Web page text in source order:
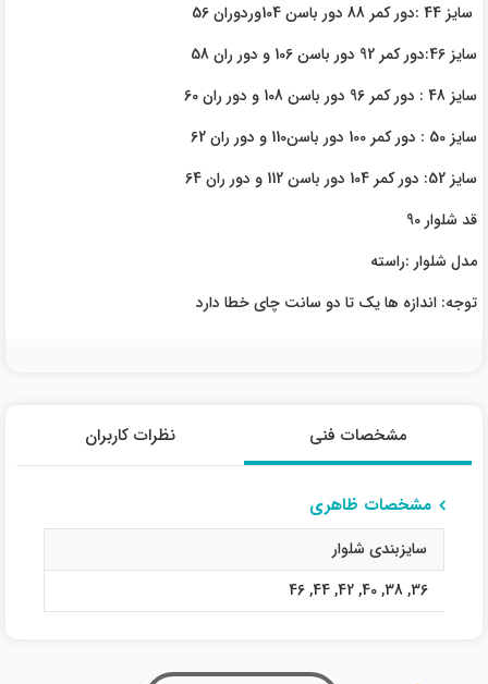
سایز 44 :دور کمر 88 دور باسن 104وردوران 56
سایز 46:دور کمر 92 دور باسن 106 و دور ران 58
سایز 48 : دور کمر 96 دور باسن 108 و دور ران 60
سایز 50 : دور کمر 100 دور باسن110 و دور ران 62
سایز 52: دور کمر 104 دور باسن 112 و دور ران 64
قد شلوار 90
مدل شلوار :راسته
توجه: اندازه ها یک تا دو سانت چای خطا دارد
مشخصات فنی نظرات کاربران
مشخصات ظاهری
سایزبندی شلوار
36
,
38
,
40
,
42
,
44
,
46